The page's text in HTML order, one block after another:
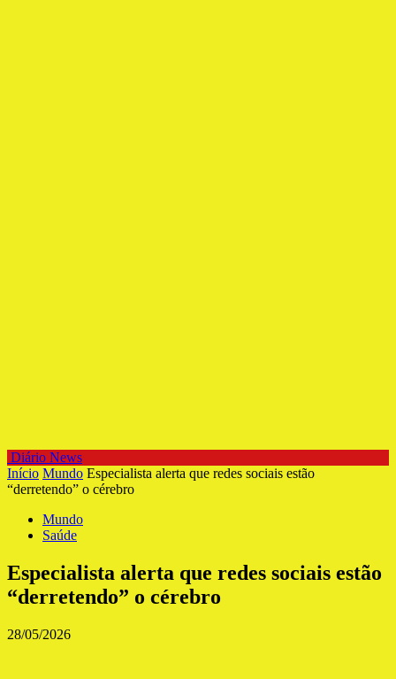
Diário News
Início Mundo Especialista alerta que redes sociais estão
“derretendo” o cérebro
Mundo
Saúde
Especialista alerta que redes sociais estão
“derretendo” o cérebro
28/05/2026